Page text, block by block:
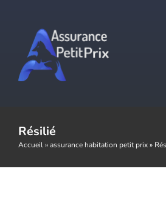
contenu
Accueil
Assurance auto
Résilié
Accueil»assurance habitation petit prix»